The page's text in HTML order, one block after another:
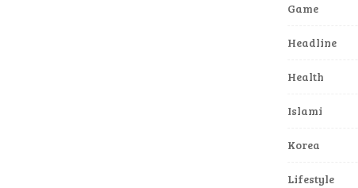
Game
Headline
Health
Islami
Korea
Lifestyle